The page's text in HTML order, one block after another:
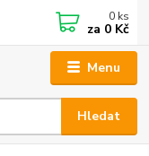
Menu
Hledat
0 ks
za 0 Kč